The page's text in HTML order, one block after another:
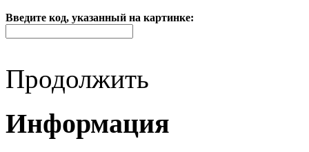
Введите код, указанный на картинке:
Продолжить
Информация